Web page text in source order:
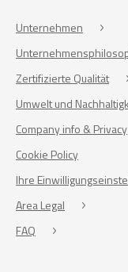
Unternehmen
Zertifizierte Qualität
Umwelt und
Company info & Privacy
Cookie Policy
Ihre
Area Legal
FAQ